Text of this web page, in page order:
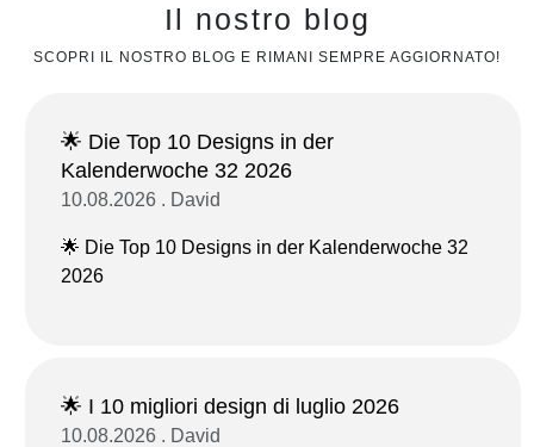
Il nostro blog
SCOPRI IL NOSTRO BLOG E RIMANI SEMPRE AGGIORNATO!
🌟 Die Top 10 Designs in der
Kalenderwoche 32 2026
10.08.2026 . David
🌟 Die Top 10 Designs in der Kalenderwoche 32
2026
🌟 I 10 migliori design di luglio 2026
10.08.2026 . David